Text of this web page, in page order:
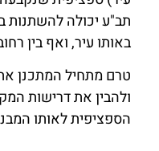
תב"ע יכולה להשתנות
באותו עיר, ואף בין
טרם מתחיל המתכנן
ולהבין את דרישות
הספציפית לאותו